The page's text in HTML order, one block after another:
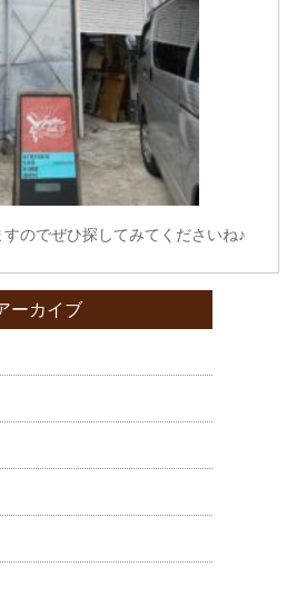
のでぜひ探してみてくださいね♪
ーカイブ